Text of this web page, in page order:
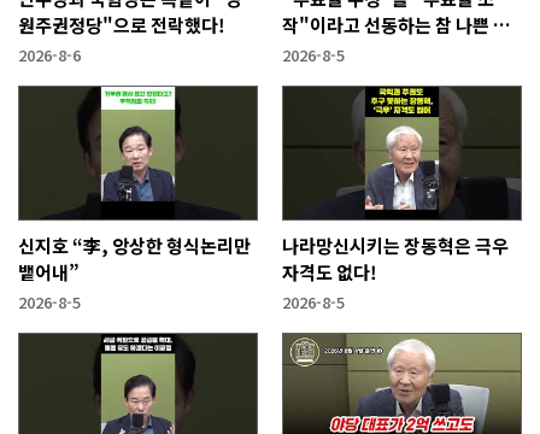
원주권정당"으로 전락했다!
2026-8-6
작"이라고 선동하는 참 나쁜 사
람들!
2026-8-5
신지호 “李, 앙상한 형식논리만
뱉어내”
2026-8-5
나라망신시키는 장동혁은 극우
자격도 없다!
2026-8-5